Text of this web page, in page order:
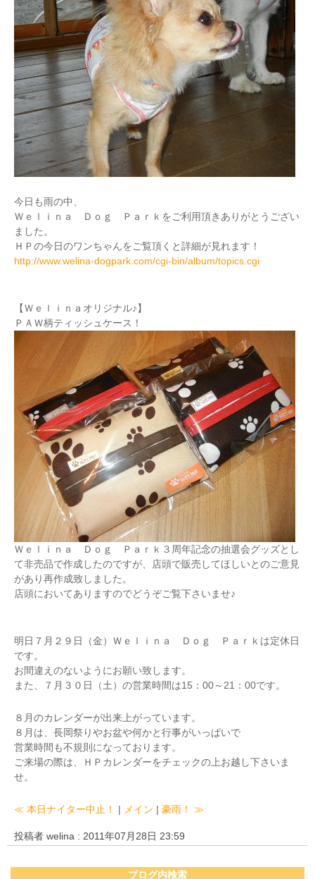
今日も雨の中、
Ｗｅｌｉｎａ Ｄｏｇ Ｐａｒｋをご利用頂きありがとうござい
ました。
ＨＰの今日のワンちゃんをご覧頂くと詳細が見れます！
http://www.welina-dogpark.com/cgi-bin/album/topics.cgi
【Ｗｅｌｉｎａオリジナル♪】
ＰＡＷ柄ティッシュケース！
Ｗｅｌｉｎａ Ｄｏｇ Ｐａｒｋ３周年記念の抽選会グッズとし
て非売品で作成したのですが、店頭で販売してほしいとのご意見
があり再作成致しました。
店頭においてありますのでどうぞご覧下さいませ♪
明日７月２９日（金）Ｗｅｌｉｎａ Ｄｏｇ Ｐａｒｋは定休日
です。
お間違えのないようにお願い致します。
また、７月３０日（土）の営業時間は15：00～21：00です。
８月のカレンダーが出来上がっています。
８月は、長岡祭りやお盆や何かと行事がいっぱいで
営業時間も不規則になっております。
ご来場の際は、ＨＰカレンダーをチェックの上お越し下さいま
せ。
≪ 本日ナイター中止！ | メイン | 豪雨！ ≫
投稿者 welina : 2011年07月28日 23:59
ブログ内検索